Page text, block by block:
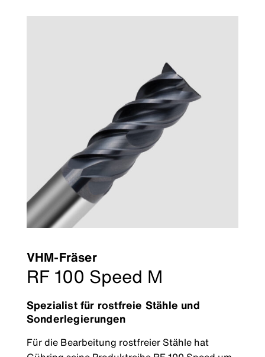
VHM-Fräser
RF 100 Speed M
Spezialist für rostfreie Stähle und
Sonderlegierungen
Für die Bearbeitung rostfreier Stähle hat